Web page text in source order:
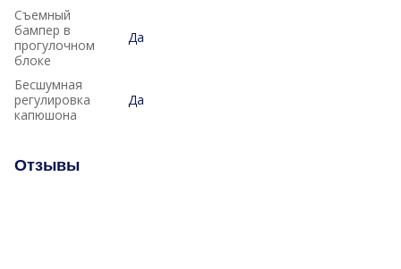
Съемный
бампер в
прогулочном
блоке
Да
Бесшумная
регулировка
капюшона
Да
Отзывы